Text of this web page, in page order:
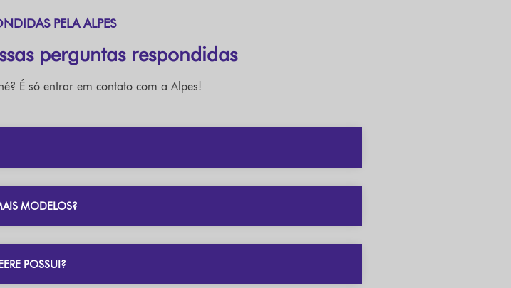
PELA ALPES
perguntas respondidas
É só entrar em contato com a Alpes!
MODELOS?
POSSUI?